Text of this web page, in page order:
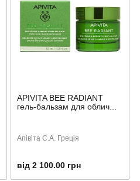
APIVITA BEE RADIANT
гель-бальзам для облич...
Апівіта С.А. Греція
від 2 100.00 грн